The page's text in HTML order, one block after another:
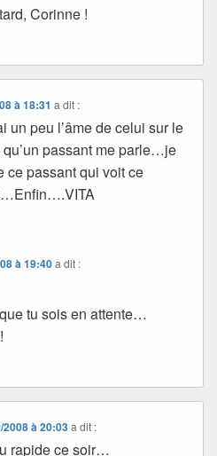
Corinne !
à 18:31 a dit :
un peu l’âme de celui sur le
qu’un passant me parle…je
ce passant qui voit ce
à 19:40a dit :
tu sois en attente…
2008 à 20:03 a dit :
rapide ce soir…